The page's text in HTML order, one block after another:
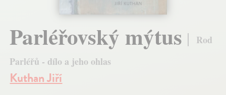
Parléřovský mýtus
Rod
Parléřů - dílo a jeho ohlas
Kuthan Jiří